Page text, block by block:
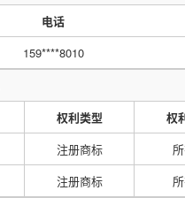
电话
159****8010
权利类型
权
注册商标
注册商标